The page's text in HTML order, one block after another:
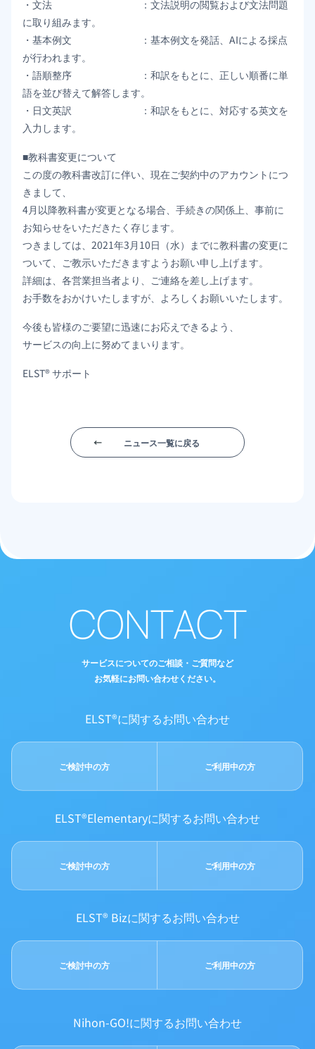
・文法 ：文法説明の閲覧および文法問題
に取り組みます。
・基本例文 ：基本例文を発話、AIによる採点
が行われます。
・語順整序 ：和訳をもとに、正しい順番に単
語を並び替えて解答します。
・日文英訳 ：和訳をもとに、対応する英文を
入力します。
■教科書変更について
この度の教科書改訂に伴い、現在ご契約中のアカウントにつ
きまして、
4月以降教科書が変更となる場合、手続きの関係上、事前に
お知らせをいただきたく存じます。
つきましては、2021年3月10日（水）までに教科書の変更に
ついて、ご教示いただきますようお願い申し上げます。
詳細は、各営業担当者より、ご連絡を差し上げます。
お手数をおかけいたしますが、よろしくお願いいたします。
今後も皆様のご要望に迅速にお応えできるよう、
サービスの向上に努めてまいります。
ELST® サポート
ニュース一覧に戻る
CONTACT
サービスについてのご相談・ご質問など
お気軽にお問い合わせください。
ELST®に関するお問い合わせ
ご検討中の方 ご利用中の方
ELST®Elementaryに関するお問い合わせ
ご検討中の方 ご利用中の方
ELST® Bizに関するお問い合わせ
ご検討中の方 ご利用中の方
Nihon-GO!に関するお問い合わせ